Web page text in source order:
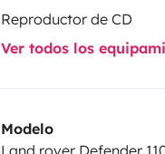
Reproductor de CD
Ver todos los
Modelo
Land rover Defender